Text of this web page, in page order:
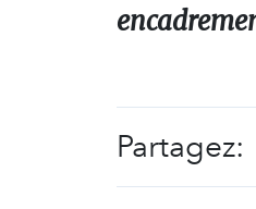
Partagez: